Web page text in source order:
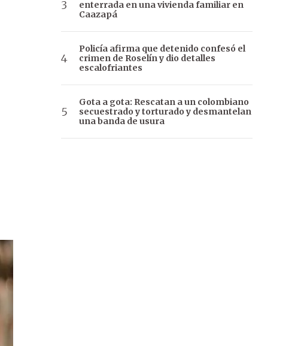
enterrada en una vivienda familiar en
Caazapá
Policía afirma que detenido confesó el
crimen de Roselín y dio detalles
escalofriantes
Gota a gota: Rescatan a un colombiano
secuestrado y torturado y desmantelan
una banda de usura